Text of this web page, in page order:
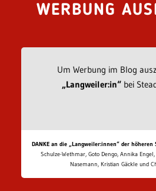
WERBUNG
Um Werbung im Blog
„Langweiler:in“bei
DANKE an die „Langweiler:innen“ der höheren
Schulze-Wethmar, Goto Dengo, Annika
Nasemann, Kristian Gäckle und